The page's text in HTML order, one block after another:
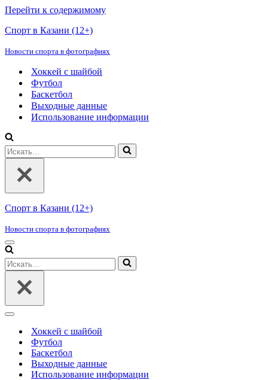
Перейти к содержимому
Спорт в Казани (12+)
Новости спорта в фотографиях
Хоккей с шайбой
Футбол
Баскетбол
Выходные данные
Использование информации
Искать...
Спорт в Казани (12+)
Новости спорта в фотографиях
Меню
навигации
Искать...
Меню
навигацииХоккей с шайбой
Футбол
Баскетбол
Выходные данные
Использование информации